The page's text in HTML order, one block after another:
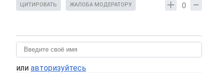
0
ЦИТИРОВАТЬ ЖАЛОБА МОДЕРАТОРУ
или авторизуйтесь